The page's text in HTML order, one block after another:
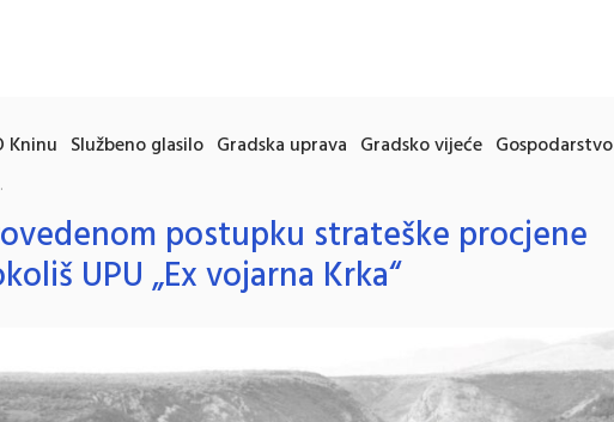
Kninu Službeno glasilo Gradska uprava Gradsko vijeće Gospodarstvo
postupku strateške procjene
UPU „Ex vojarna Krka“